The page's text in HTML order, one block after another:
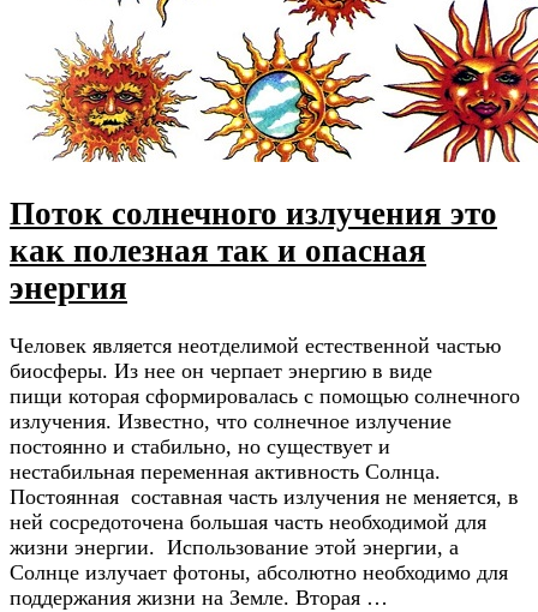
Поток солнечного излучения это
как полезная так и опасная
энергия
Человек является неотделимой естественной частью
биосферы. Из нее он черпает энергию в виде
пищи которая сформировалась с помощью солнечного
излучения. Известно, что солнечное излучение
постоянно и стабильно, но существует и
нестабильная переменная активность Солнца.
Постоянная составная часть излучения не меняется, в
ней сосредоточена большая часть необходимой для
жизни энергии. Использование этой энергии, а
Солнце излучает фотоны, абсолютно необходимо для
поддержания жизни на Земле. Вторая …